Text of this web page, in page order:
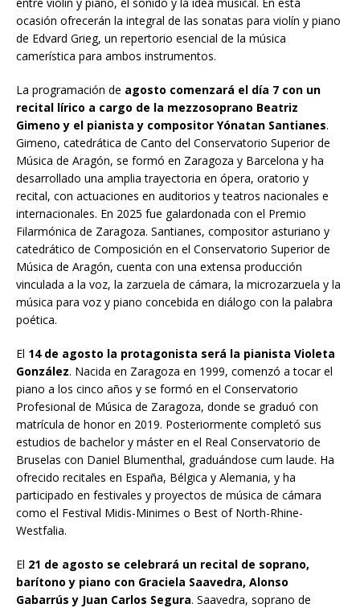
ocasión ofrecerán la integral de las sonatas para violín y piano
de Edvard Grieg, un repertorio esencial de la música
camerística para ambos instrumentos.
La programación de agosto comenzará el día 7 con un
recital lírico a cargo de la mezzosoprano Beatriz
Gimeno y el pianista y compositor Yónatan Santianes.
Gimeno, catedrática de Canto del Conservatorio Superior de
Música de Aragón, se formó en Zaragoza y Barcelona y ha
desarrollado una amplia trayectoria en ópera, oratorio y
recital, con actuaciones en auditorios y teatros nacionales e
internacionales. En 2025 fue galardonada con el Premio
Filarmónica de Zaragoza. Santianes, compositor asturiano y
catedrático de Composición en el Conservatorio Superior de
Música de Aragón, cuenta con una extensa producción
vinculada a la voz, la zarzuela de cámara, la microzarzuela y la
música para voz y piano concebida en diálogo con la palabra
poética.
El 14 de agosto la protagonista será la pianista Violeta
González. Nacida en Zaragoza en 1999, comenzó a tocar el
piano a los cinco años y se formó en el Conservatorio
Profesional de Música de Zaragoza, donde se graduó con
matrícula de honor en 2019. Posteriormente completó sus
estudios de bachelor y máster en el Real Conservatorio de
Bruselas con Daniel Blumenthal, graduándose cum laude. Ha
ofrecido recitales en España, Bélgica y Alemania, y ha
participado en festivales y proyectos de música de cámara
como el Festival Midis-Minimes o Best of North-Rhine-
Westfalia.
El 21 de agosto se celebrará un recital de soprano,
barítono y piano con Graciela Saavedra, Alonso
Gabarrús y Juan Carlos Segura. Saavedra, soprano de